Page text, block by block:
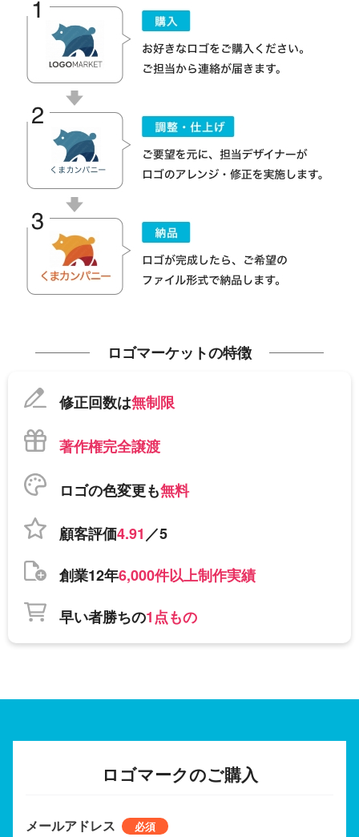
ロゴマーケットの特徴
修正回数は無制限
著作権完全譲渡
ロゴの色変更も無料
顧客評価4.91／5
創業12年6,000件以上制作実績
早い者勝ちの1点もの
ロゴマークのご購入
メールアドレス